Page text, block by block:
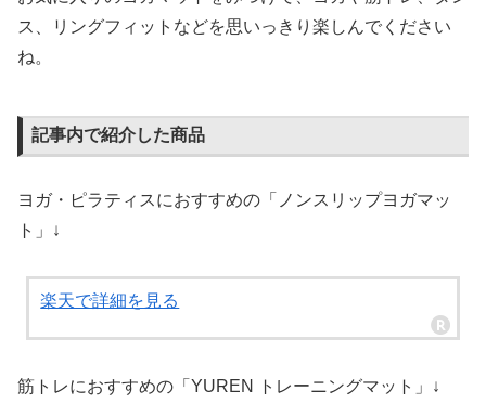
ス、リングフィットなどを思いっきり楽しんでください
ね。
記事内で紹介した商品
ヨガ・ピラティスにおすすめの「ノンスリップヨガマッ
ト」↓
楽天で詳細を見る
筋トレにおすすめの「YUREN トレーニングマット」↓